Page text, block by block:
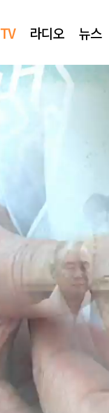
TV 라디오 뉴스